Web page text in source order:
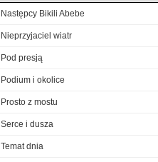
Następcy Bikili Abebe
Nieprzyjaciel wiatr
Pod presją
Podium i okolice
Prosto z mostu
Serce i dusza
Temat dnia